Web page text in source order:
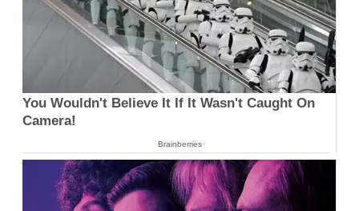
You Wouldn't Believe It If It Wasn't Caught On
Camera!
Brainberries